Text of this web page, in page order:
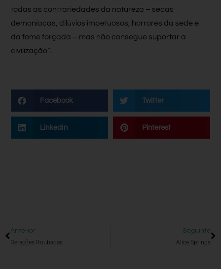
todas as contrariedades da natureza – secas
demoníacas, dilúvios impetuosos, horrores da sede e
da fome forçada – mas não consegue suportar a
civilização”..
Facebook Twitter
LinkedIn Pinterest
Anterior
Gerações Roubadas
Seguinte
Alice Springs